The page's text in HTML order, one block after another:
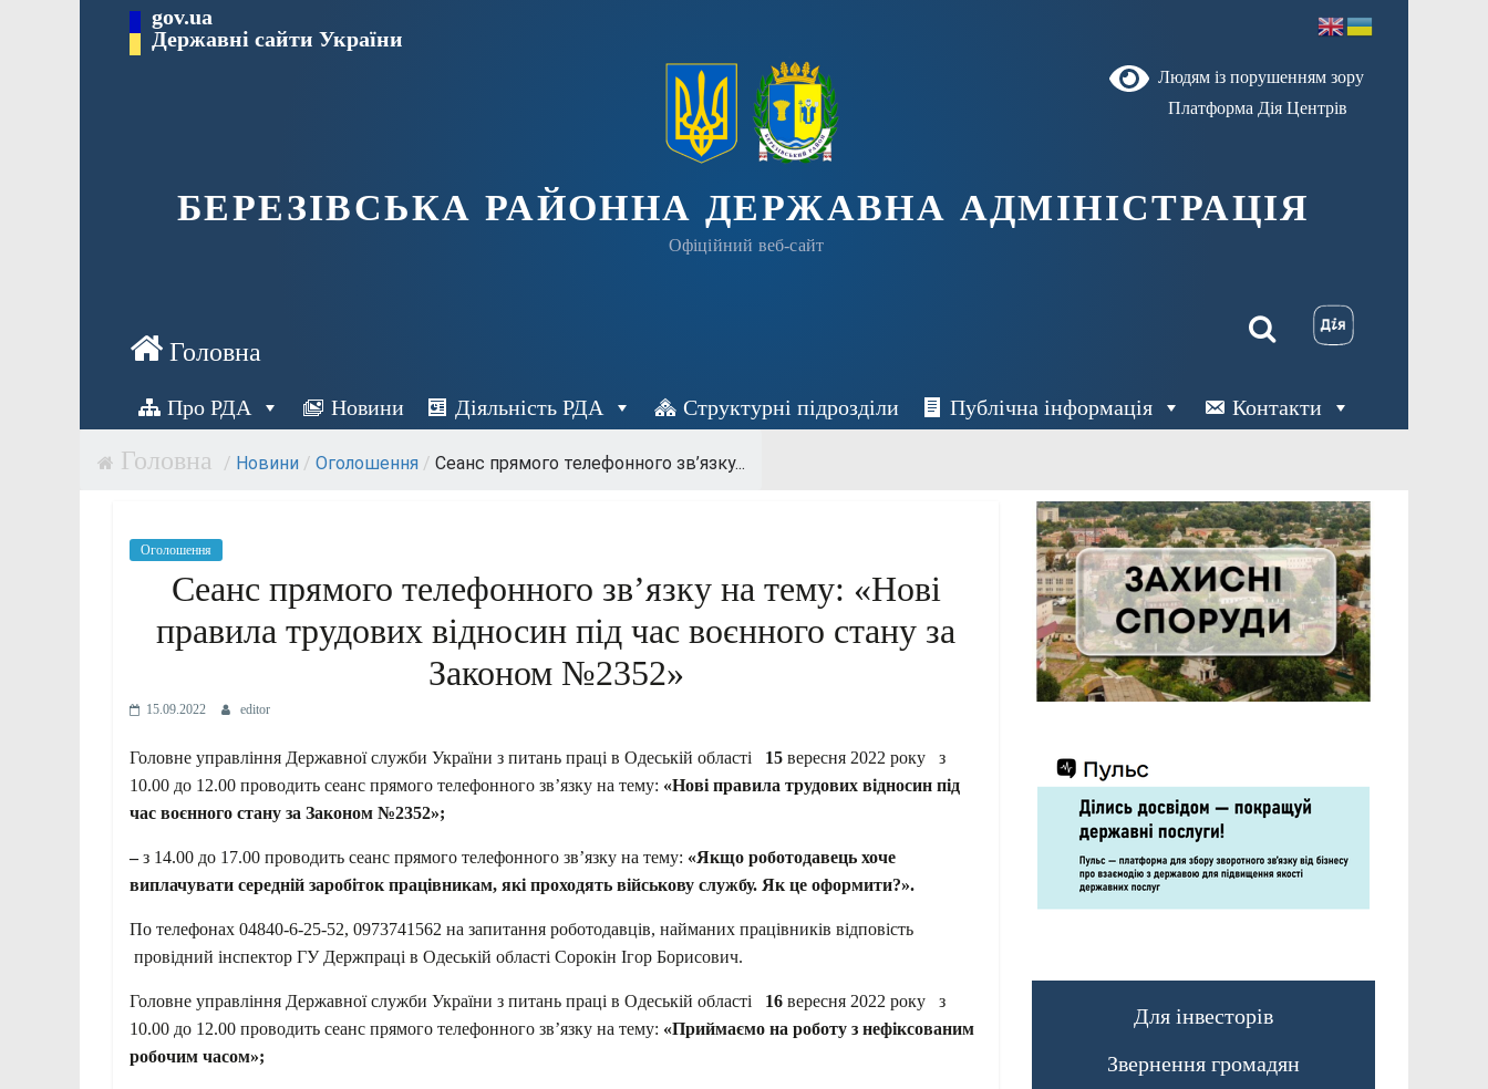
Перейти gov.ua
Державні сайти України
Людям із порушенням зору
Платформа Дія Центрів
БЕРЕЗІВСЬКА РАЙОННА ДЕРЖАВНА АДМІНІСТРАЦІЯ
Офіційний веб-сайт
Про РДА Новини Діяльність РДА Структурні підрозділи Публічна інформація Контакти
/ Новини / Оголошення / Сеанс прямого телефонного зв’язку...
Оголошення
Сеанс прямого телефонного зв’язку на тему: «Нові
правила трудових відносин під час воєнного стану за
Законом №2352»
15.09.2022 editor
Головне управління Державної служби України з питань праці в Одеській області 15 вересня 2022 року з
10.00 до 12.00 проводить сеанс прямого телефонного зв’язку на тему: «Нові правила трудових відносин під
час воєнного стану за Законом №2352»;
–з 14.00 до 17.00 проводить сеанс прямого телефонного зв’язку на тему: «Якщо роботодавець хоче
виплачувати середній заробіток працівникам, які проходять військову службу. Як це оформити?».
По телефонах 04840-6-25-52, 0973741562 на запитання роботодавців, найманих працівників відповість
провідний інспектор ГУ Держпраці в Одеській області Сорокін Ігор Борисович.
Головне управління Державної служби України з питань праці в Одеській області 16 вересня 2022 року з
10.00 до 12.00 проводить сеанс прямого телефонного зв’язку на тему: «Приймаємо на роботу з нефіксованим
робочим часом»;
Для інвесторів
Звернення громадян